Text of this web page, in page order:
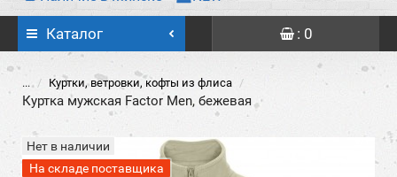
Каталог : 0
... Куртки, ветровки, кофты из флиса
Куртка мужская Factor Men, бежевая
Нет в наличии
На складе поставщика